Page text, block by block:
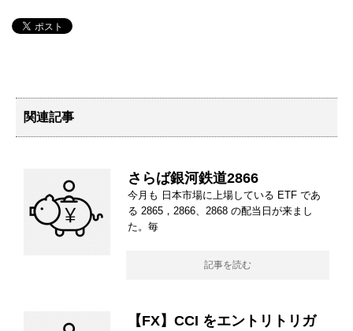
関連記事
さらば銀河鉄道2866
今月も 日本市場に上場している ETF であ
る 2865，2866、2868 の配当日が来まし
た。毎
記事を読む
【FX】CCI をエントリトリガ